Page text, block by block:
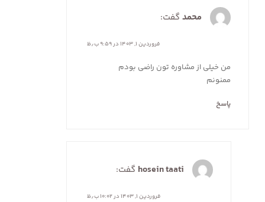
محمد گفت:
فروردین ۱, ۱۴۰۳ در ۹:۵۹ ب٫ظ
من خیلی از مشاوره تون راضی بودم
ممنونم
پاسخ
hosein taati گفت:
فروردین ۱, ۱۴۰۳ در ۱۰:۰۲ ب٫ظ